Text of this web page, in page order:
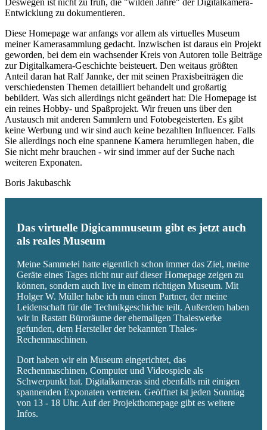
Deswegen ist nicht zu früh, die "wilden Jahre" der Digitalkamera-
Entwicklung zu dokumentieren.
Diese Homepage war anfangs vor allem als virtuelles Museum
meiner Kamerasammlung gedacht. Inzwischen ist daraus ein Projekt
geworden, bei dem ein wachsender Kreis von Autoren tolle Beiträge
zur Digitalkamera-Geschichte beisteuert. Den weitaus größten
Anteil daran hat Ralf Jannke, der mit seinen Praxisbeiträgen die
verschiedensten Themen detailliert behandelt und großartig
bebildert. Was sich allerdings nicht geändert hat: Die Homepage ist
ein reines Hobby- und Spaßprojekt. Wir freuen uns über den
Austausch mit anderen Sammlern und Fotobegeisterten. Es gibt
keine Werbung und wir sind auch keine bezahlten Influencer. Falls
Sie allerdings noch eine spannene Kamera herumliegen haben, die
Sie nicht mehr brauchen - wir sind immer auf der Suche nach
weiteren Exponaten.
Boris Jakubaschk
Das virtuelle Digicammuseum gibt es jetzt auch
als reales Museum
Meine Sammelei hatte eigentlich schon immer das Ziel, meine
Geräte eines Tages nicht nur auf dieser Homepage zeigen zu
können, sondern auch live in einem richtigen Museum. Mit
Holger W. Müller habe ich nun einen Partner, der meine
Leidenschaft für die Technikgeschichte teilt. Außerdem haben
wir in Rastatt Büroräume der ehemaligen Thaleswerke
gefunden, dem Hersteller der bekannten Thales-
Rechenmaschinen.
Dort haben wir ein Museum eingerichtet, das
Rechenmaschinen, Computer und Videospiele als
Schwerpunkt hat. Digitalkameras sind ebenfalls mit einigen
spannenden Exponaten vertreten. Geöffnet ist jeden Sonntag
von 13 - 18 Uhr. Auf der Projekthomepage gibt es weitere
Infos.